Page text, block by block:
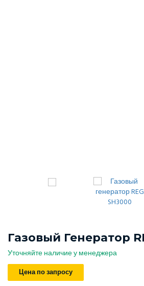
Газовый Генератор
Уточняйте наличие у менеджера
Цена по запросу